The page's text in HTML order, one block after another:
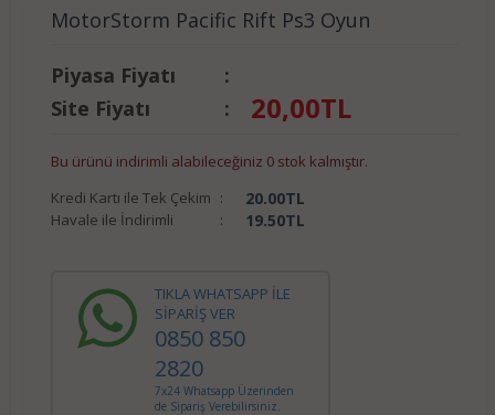
MotorStorm Pacific Rift Ps3 Oyun
Piyasa Fiyatı
:
Site Fiyatı
: 20,00TL
Bu ürünü indirimli alabileceğiniz 0 stok kalmıştır.
Kredi Kartı ile Tek Çekim : 20.00TL
Havale ile İndirimli : 19.50TL
TIKLA WHATSAPP İLE
SİPARİŞ VER
0850 850
2820
7x24 Whatsapp Üzerinden
de Sipariş Verebilirsiniz.